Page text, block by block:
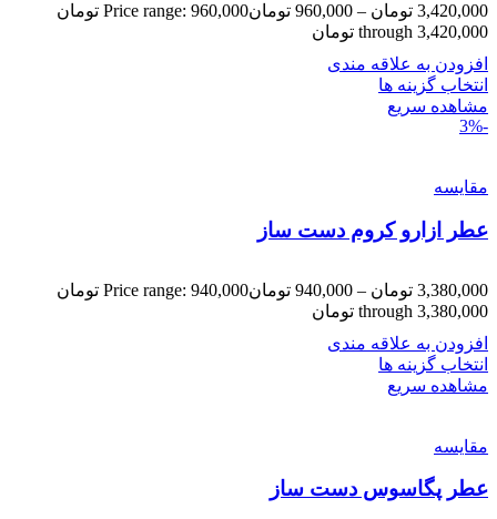
3,420,000 تومان –
960,000 تومان
Price range: 960,000 تومان
through 3,420,000 تومان
افزودن به علاقه مندی
انتخاب گزینه ها
مشاهده سریع
-3%
مقایسه
عطر ازارو کروم دست ساز
3,380,000 تومان –
940,000 تومان
Price range: 940,000 تومان
through 3,380,000 تومان
افزودن به علاقه مندی
انتخاب گزینه ها
مشاهده سریع
مقایسه
عطر پگاسوس دست ساز